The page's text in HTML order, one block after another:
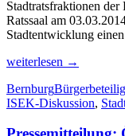
Stadtratsfraktionen
Ratssaal am
Stadtentwicklung
Es
um
Bernburgs
Hoffnungsvoller
weiterlesen →
Bernburg
ISEK-Diskussion,